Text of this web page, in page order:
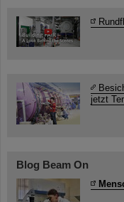
jetzt
Blog Beam On